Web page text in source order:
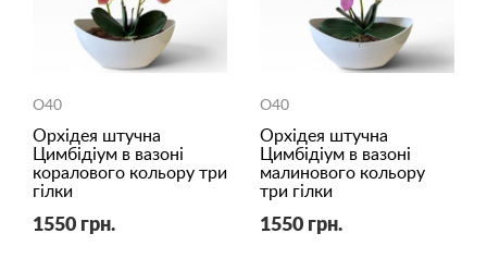
O40
Орхідея штучна
Цимбідіум в вазоні
коралового кольору три
гілки
1550 грн.
O40
Орхідея штучна
Цимбідіум в вазоні
малинового кольору
три гілки
1550 грн.